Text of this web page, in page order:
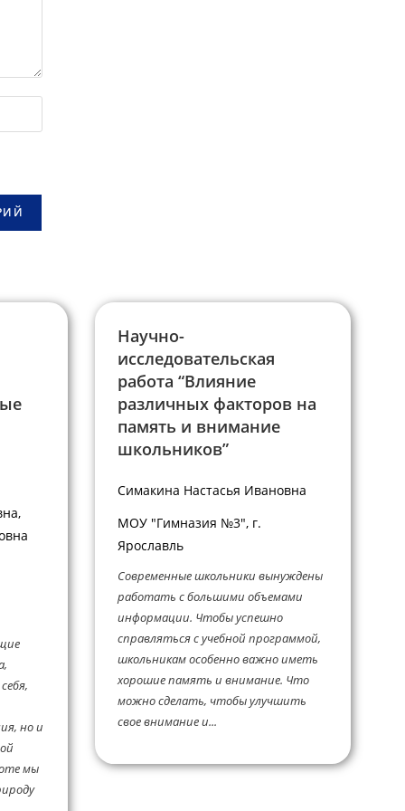
но и
мы
Научно-
исследовательская
работа “Влияние
различных факторов на
память и внимание
школьников”
Симакина Настасья Ивановна
МОУ "Гимназия №3", г.
Ярославль
Современные школьники вынуждены
работать с большими объемами
информации. Чтобы успешно
справляться с учебной программой,
школьникам особенно важно иметь
хорошие память и внимание. Что
можно сделать, чтобы улучшить
свое внимание и...